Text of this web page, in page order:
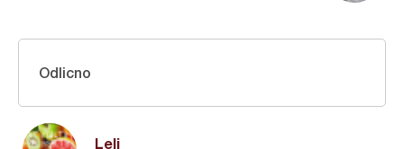
Leli
Odlicno